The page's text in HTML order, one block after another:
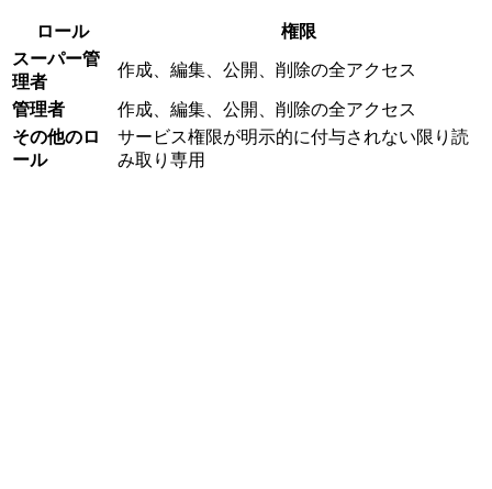
ロール
権限
スーパー管
理者
作成、編集、公開、削除の全アクセス
管理者
作成、編集、公開、削除の全アクセス
その他のロ
ール
サービス権限が明示的に付与されない限り読
み取り専用